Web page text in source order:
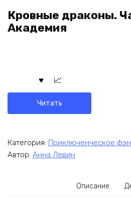
Кровные драконы.
Академия
Читать
Категория: Приключенческое
Автор: Анна Левин
Описание